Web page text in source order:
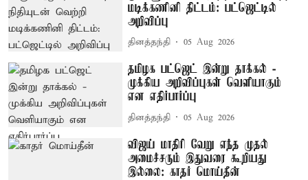
மடிக்கணினி திட்டம்: பட்ஜெட்டில்
அறிவிப்பு
தினத்தந்தி 05 Aug 2026
தமிழக பட்ஜெட் இன்று தாக்கல் -
முக்கிய அறிவிப்புகள் வெளியாகும்
என எதிர்பார்ப்பு
தினத்தந்தி 05 Aug 2026
விஜய் மாதிரி வேறு எந்த முதல்
அமைச்சரும் இதுவரை கூறியது
இல்லை: காதர் மொய்தீன்